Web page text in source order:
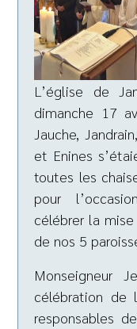
L’église de
dimanche 17
Jauche,
et Enines
toutes les
pour
célébrer la
de nos 5
Monseigneur
célébration de
responsables